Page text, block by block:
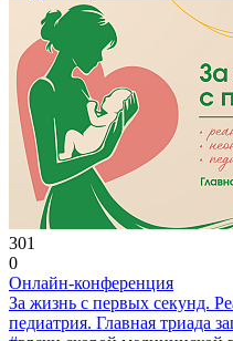
301
0
Онлайн-конференция
За жизнь с первых секунд.
педиатрия. Главная триада